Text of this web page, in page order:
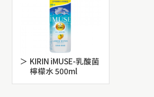
KIRIN iMUSE-乳酸菌
檸檬水 500ml